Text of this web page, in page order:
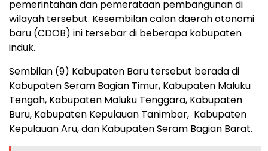
pemerintahan dan pemerataan pembangunan di
wilayah tersebut. Kesembilan calon daerah otonomi
baru (CDOB) ini tersebar di beberapa kabupaten
induk.
Sembilan (9) Kabupaten Baru tersebut berada di
Kabupaten Seram Bagian Timur, Kabupaten Maluku
Tengah, Kabupaten Maluku Tenggara, Kabupaten
Buru, Kabupaten Kepulauan Tanimbar, Kabupaten
Kepulauan Aru, dan Kabupaten Seram Bagian Barat.